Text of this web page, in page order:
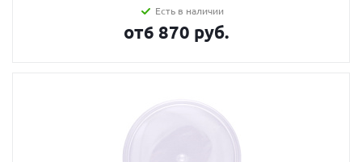
Есть в наличии
от6 870 руб.